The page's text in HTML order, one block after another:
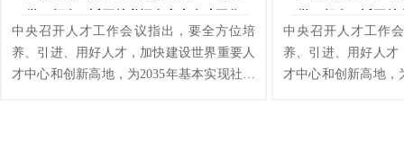
会议的重要讲话精神（上）
中央召开人才工作会议指出，要全方位培
养、引进、用好人才，加快建设世界重要人
才中心和创新高地，为2035年基本实现社会
会议的重要
中央召开人才工作
养、引进、用好人才
才中心和创新高地，